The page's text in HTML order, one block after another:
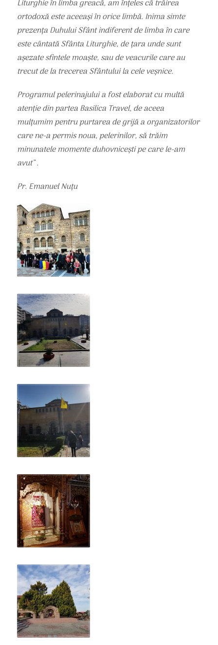
Liturghie în limba greacă, am înțeles că trăirea
ortodoxă este aceeași în orice limbă. Inima simte
prezența Duhului Sfânt indiferent de limba în care
este cântată Sfânta Liturghie, de țara unde sunt
așezate sfintele moaște, sau de veacurile care au
trecut de la trecerea Sfântului la cele veșnice.
Programul pelerinajului a fost elaborat cu multă
atenție din partea Basilica Travel, de aceea
mulțumim pentru purtarea de grijă a organizatorilor
care ne-a permis noua, pelerinilor, să trăim
minunatele momente duhovnicești pe care le-am
avut” .
Pr. Emanuel Nuțu